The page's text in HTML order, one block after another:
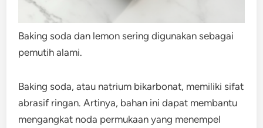
Baking soda dan lemon sering digunakan sebagai
pemutih alami.
Baking soda, atau natrium bikarbonat, memiliki sifat
abrasif ringan. Artinya, bahan ini dapat membantu
mengangkat noda permukaan yang menempel